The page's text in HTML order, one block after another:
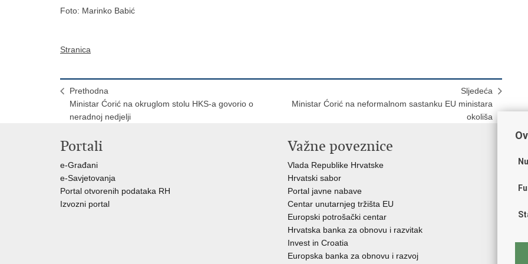
Foto: Marinko Babić
Stranica
Prethodna
Ministar Ćorić na okruglom stolu HKS-a govorio o
neradnoj nedjelji
Sljedeća
Ministar Ćorić na neformalnom sastanku EU ministara
okoliša
Portali
e-Građani
e-Savjetovanja
Portal otvorenih podataka RH
Izvozni portal
Važne poveznice
Vlada Republike Hrvatske
Hrvatski sabor
Portal javne nabave
Centar unutarnjeg tržišta EU
Europski potrošački centar
Hrvatska banka za obnovu i razvitak
Invest in Croatia
Europska banka za obnovu i razvoj